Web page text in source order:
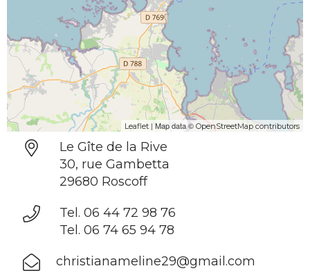
Leaflet | Map data © OpenStreetMap contributors
Le Gîte de la Rive
30, rue Gambetta
29680 Roscoff
Tel. 06 44 72 98 76
Tel. 06 74 65 94 78
christianameline29@gmail.com